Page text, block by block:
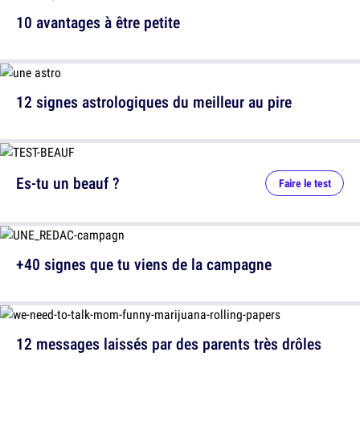
10 avantages à être petite
12 signes astrologiques du meilleur au pire
12 messages laissés par des parents très drôles
Es-tu un beauf ? Faire le test
+40 signes que tu viens de la campagne